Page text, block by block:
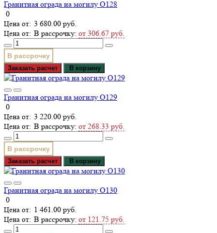
Гранитная ограда на могилу О128
0
3 680.00 руб.
В рассрочку: от 306.67 руб.
В рассрочку
Заказать расчет В корзину
Гранитная ограда на могилу О129
0
3 220.00 руб.
В рассрочку: от 268.33 руб.
В рассрочку
Заказать расчет В корзину
Гранитная ограда на могилу О130
0
1 461.00 руб.
В рассрочку: от 121.75 руб.